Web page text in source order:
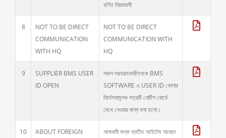
বর্ণিত নিয়মাবলী
8
NOT TO BE DIRECT
COMMUNICATION
WITH HQ
NOT TO BE DIRECT
COMMUNICATION WITH
HQ
9
SUPPLIER BMS USER
ID OPEN
সকল সরবরাহকারীগনকে BMS
SOFTWARE এ USER ID খোলার
নির্দেশনামূলক পত্রটি নোটিশ বোর্ডে
দেখে নেওয়ার জন্য বলা হলো।
10
ABOUT FOREIGN
আমদানী শুল্ক ব্যতীত আইটেম আনয়ন